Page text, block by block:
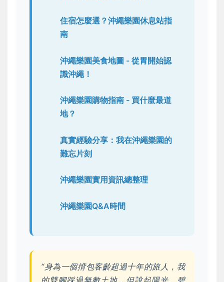
住宿怎麼選？沖繩樂園休息站指
南
沖繩樂園美食地圖 - 從胃開始認
識沖繩！
沖繩樂園購物指南 - 買什麼最道
地？
真實經驗分享：我在沖繩樂園的
難忘片刻
沖繩樂園實用資訊總整理
沖繩樂園Q&A時間
“身為一個揹包客齡超過十年的旅人，我